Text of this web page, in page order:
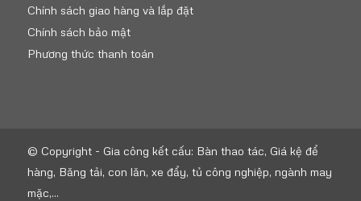
Chính sách giao hàng và lắp đặt
Chính sách bảo mật
Phương thức thanh toán
© Copyright - Gia công kết cấu: Bàn thao tác, Giá kệ để
hàng, Băng tải, con lăn, xe đẩy, tủ công nghiệp, ngành may
mặc,...